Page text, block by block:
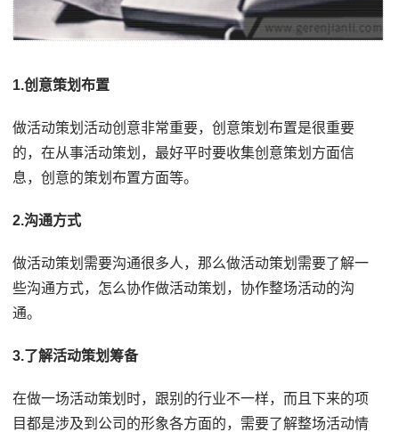
1.创意策划布置
做活动策划活动创意非常重要，创意策划布置是很重要
的，在从事活动策划，最好平时要收集创意策划方面信
息，创意的策划布置方面等。
2.沟通方式
做活动策划需要沟通很多人，那么做活动策划需要了解一
些沟通方式，怎么协作做活动策划，协作整场活动的沟
通。
3.了解活动策划筹备
在做一场活动策划时，跟别的行业不一样，而且下来的项
目都是涉及到公司的形象各方面的，需要了解整场活动情